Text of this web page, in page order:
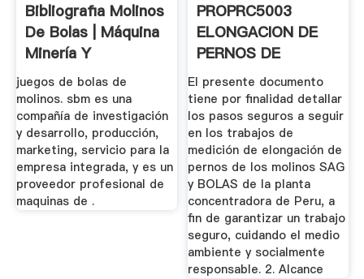
Bibliografia Molinos
De Bolas | Máquina
Minería Y
Construcción
juegos de bolas de
molinos. sbm es una
compañía de investigación
y desarrollo, producción,
marketing, servicio para la
empresa integrada, y es un
proveedor profesional de
maquinas de .
PROPRC5003
ELONGACION DE
PERNOS DE
MOLINOS BOLAS Y
.
El presente documento
tiene por finalidad detallar
los pasos seguros a seguir
en los trabajos de
medición de elongación de
pernos de los molinos SAG
y BOLAS de la planta
concentradora de Peru, a
fin de garantizar un trabajo
seguro, cuidando el medio
ambiente y socialmente
responsable. 2. Alcance